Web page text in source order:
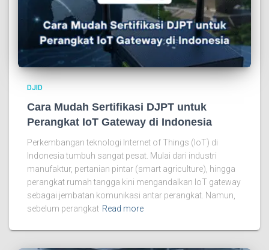
DJID
Cara Mudah Sertifikasi DJPT untuk
Perangkat IoT Gateway di Indonesia
Perkembangan teknologi Internet of Things (IoT) di
Indonesia tumbuh sangat pesat. Mulai dari industri
manufaktur, pertanian pintar (smart agriculture), hingga
perangkat rumah tangga kini mengandalkan IoT gateway
sebagai jembatan komunikasi antar perangkat. Namun,
sebelum perangkat Read more